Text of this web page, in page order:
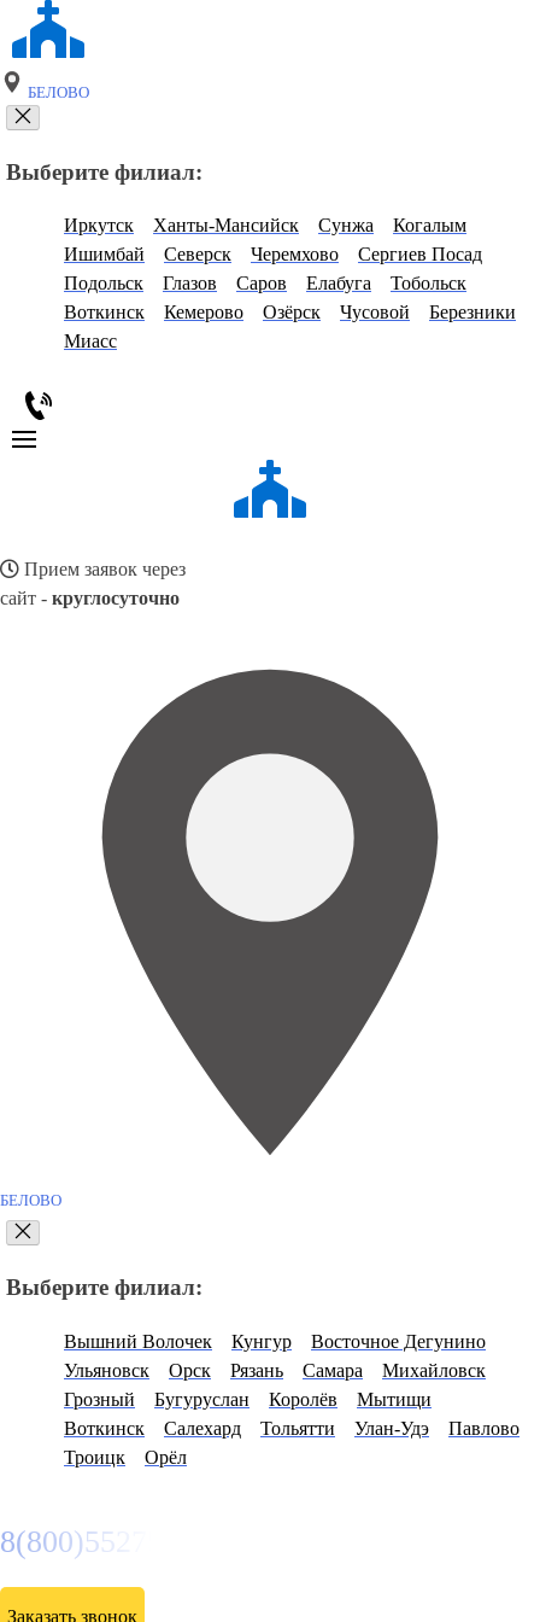
БЕЛОВО
Выберите филиал:
Иркутск Ханты-Мансийск Сунжа
Когалым
Ишимбай
Северск Черемхово
Сергиев Посад
Подольск
Глазов Саров Елабуга
Тобольск
Воткинск
Кемерово Озёрск Чусовой
Березники
Миасс
Прием заявок через
сайт - круглосуточно
БЕЛОВО
Выберите филиал:
Вышний Волочек Кунгур
Восточное Дегунино
Ульяновск
Орск Рязань Самара
Михайловск
Грозный
Бугуруслан Королёв
Мытищи
Воткинск
Салехард Тольятти Улан-Удэ
Павлово
Троицк
Орёл
8(800)5527584
Заказать звонок